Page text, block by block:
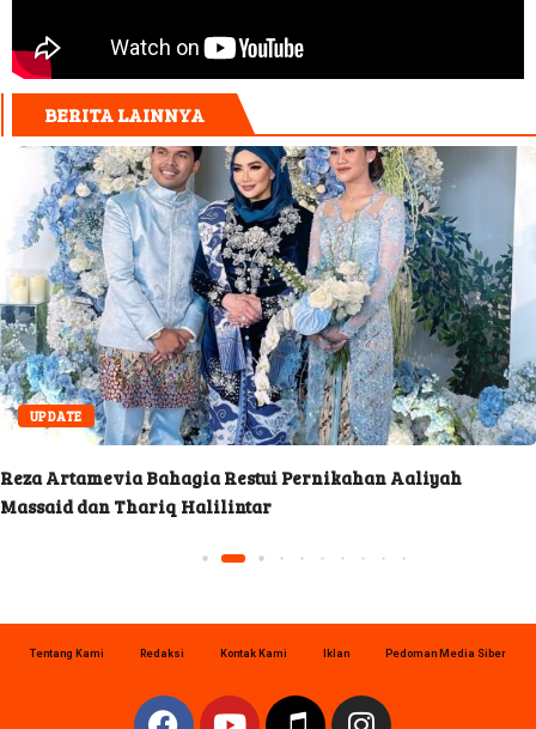
BERITA LAINNYA
UPDATE
Reza Artamevia Bahagia Restui Pernikahan Aaliyah
Massaid dan Thariq Halilintar
Tentang Kami Redaksi Kontak Kami Iklan Pedoman Media Siber